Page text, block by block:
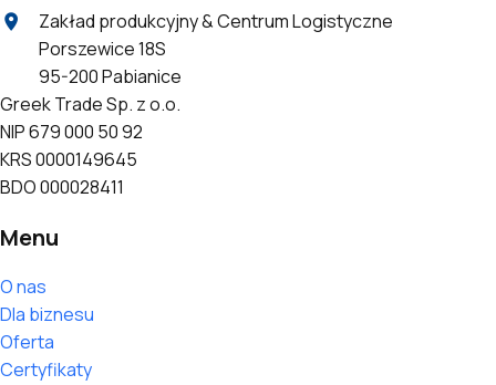
Zakład produkcyjny & Centrum Logistyczne
Porszewice 18S
95-200 Pabianice
Greek Trade Sp. z o.o.
NIP 679 000 50 92
KRS 0000149645
BDO 000028411
Menu
O nas
Dla biznesu
Oferta
Certyfikaty